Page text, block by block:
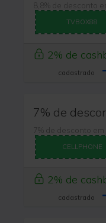
8,8% de desconto
TVBOX88
2% de
cadastrado
7% de
7% de desconto
CELLPHONE
2% de
cadastrado